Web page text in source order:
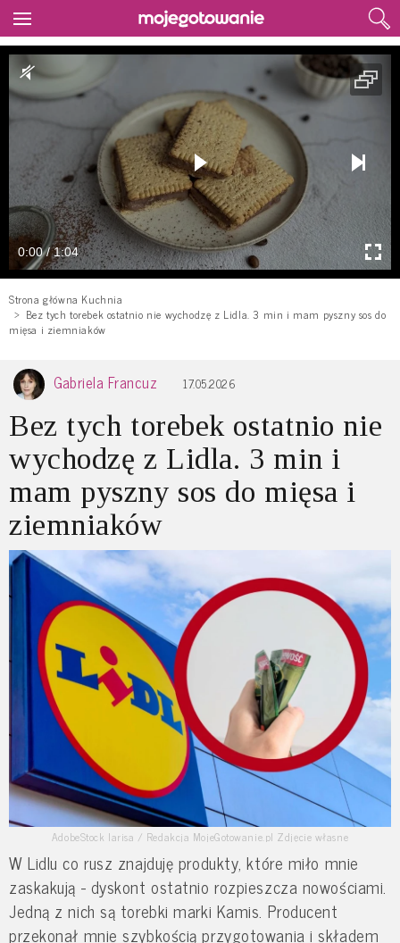
0:00 / 1:04
Strona główna Kuchnia
Bez tych torebek ostatnio nie wychodzę z Lidla. 3 min i mam pyszny sos do
mięsa i ziemniaków
Gabriela Francuz 17.05.2026
Bez tych torebek ostatnio nie
wychodzę z Lidla. 3 min i
mam pyszny sos do mięsa i
ziemniaków
AdobeStock larisa / Redakcja MojeGotowanie.pl Zdjęcie własne
W Lidlu co rusz znajduję produkty, które miło mnie
zaskakują - dyskont ostatnio rozpieszcza nowościami.
Jedną z nich są torebki marki Kamis. Producent
przekonał mnie szybkością przygotowania i składem